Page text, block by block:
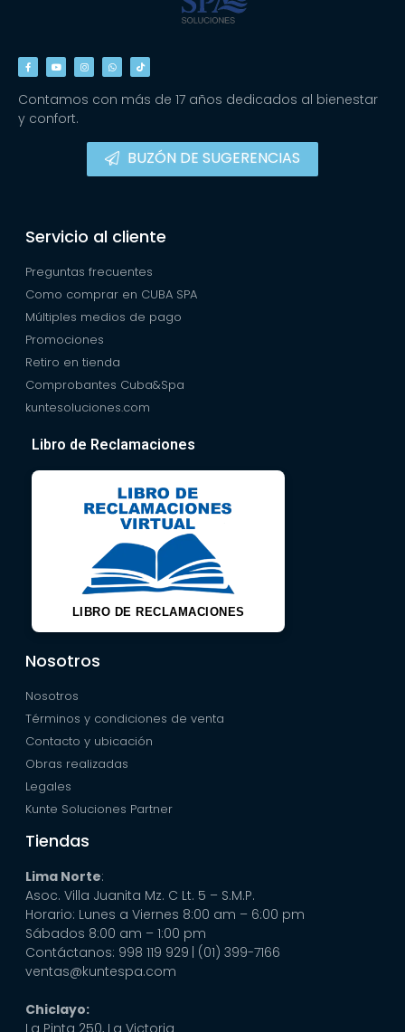
Contamos con más de 17 años dedicados al bienestar
y confort.
BUZÓN DE SUGERENCIAS
Servicio al cliente
Preguntas frecuentes
Como comprar en CUBA SPA
Múltiples medios de pago
Promociones
Retiro en tienda
Comprobantes Cuba&Spa
kuntesoluciones.com
Libro de Reclamaciones
LIBRO DE RECLAMACIONES
Nosotros
Nosotros
Términos y condiciones de venta
Contacto y ubicación
Obras realizadas
Legales
Kunte Soluciones Partner
Tiendas
Lima Norte:
Asoc. Villa Juanita Mz. C Lt. 5 – S.M.P.
Horario: Lunes a Viernes 8:00 am – 6:00 pm
Sábados 8:00 am – 1:00 pm
Contáctanos: 998 119 929 | (01) 399-7166
ventas@kuntespa.com
Chiclayo:
La Pinta 250, La Victoria